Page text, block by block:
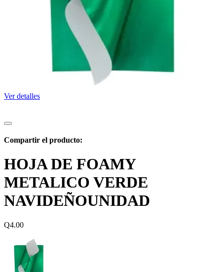
Ver detalles
Compartir el producto:
HOJA DE FOAMY
METALICO VERDE
NAVIDEÑOUNIDAD
Q4.00